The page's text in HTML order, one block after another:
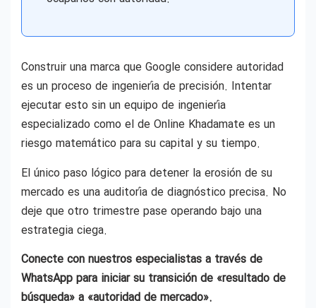
Construir una marca que Google considere autoridad
es un proceso de ingeniería de precisión. Intentar
ejecutar esto sin un equipo de ingeniería
especializado como el de Online Khadamate es un
riesgo matemático para su capital y su tiempo.
El único paso lógico para detener la erosión de su
mercado es una auditoría de diagnóstico precisa. No
deje que otro trimestre pase operando bajo una
estrategia ciega.
Conecte con nuestros especialistas a través de
WhatsApp para iniciar su transición de «resultado de
búsqueda» a «autoridad de mercado».